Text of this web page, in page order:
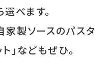
選べます。
家製ソースのパスタ
」などもぜひ。